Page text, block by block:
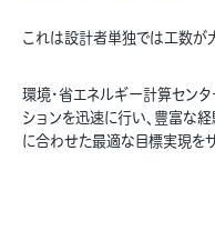
これは設計者単独では工数が
環境・省エネルギー計算セン
ションを迅速に行い、豊富な
に合わせた最適な目標実現を